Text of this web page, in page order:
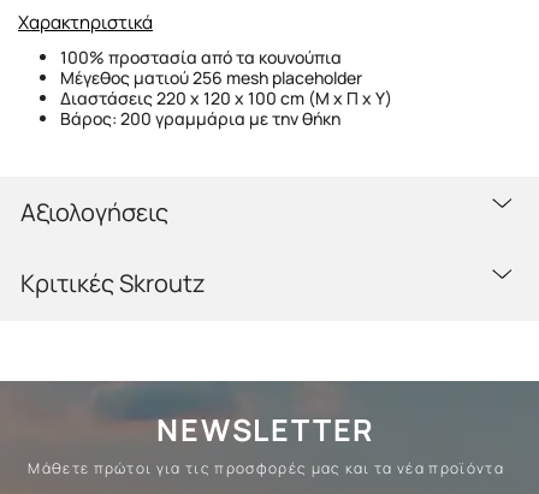
Χαρακτηριστικά
100% προστασία από τα κουνούπια
Μέγεθος ματιού 256 mesh placeholder
Διαστάσεις 220 x 120 x 100 cm (Μ x Π x Υ)
Βάρος: 200 γραμμάρια με την θήκη
Αξιολογήσεις
Κριτικές Skroutz
NEWSLETTER
Μάθετε πρώτοι για τις προσφορές μας και τα νέα προϊόντα